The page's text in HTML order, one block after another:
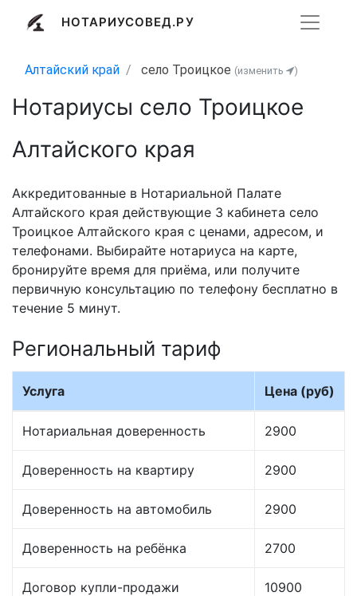
НОТАРИУСОВЕД.РУ
Алтайский край село Троицкое (изменить )
Нотариусы село Троицкое
Алтайского края
Аккредитованные в Нотариальной Палате
Алтайского края действующие 3 кабинета село
Троицкое Алтайского края с ценами, адресом, и
телефонами. Выбирайте нотариуса на карте,
бронируйте время для приёма, или получите
первичную консультацию по телефону бесплатно в
течение 5 минут.
Региональный тариф
Услуга Цена (руб)
Нотариальная доверенность 2900
Доверенность на квартиру 2900
Доверенность на автомобиль 2900
Доверенность на ребёнка 2700
Договор купли-продажи 10900